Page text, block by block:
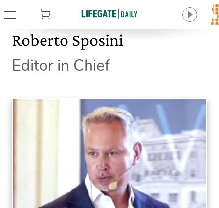
Roberto Sposini
Editor in Chief